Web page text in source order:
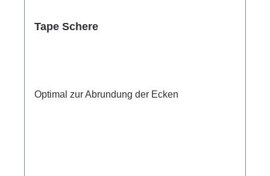
Tape Schere
Optimal zur Abrundung der Ecken